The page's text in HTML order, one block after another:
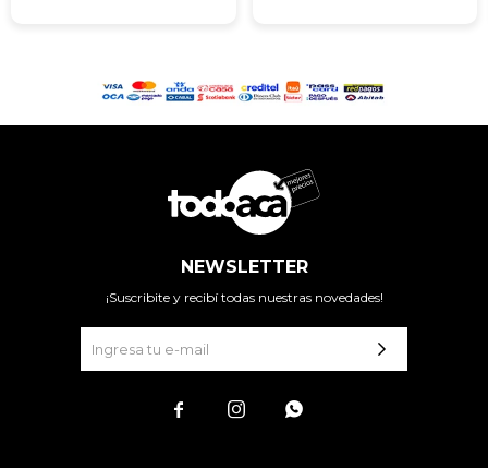
NEWSLETTER
¡Suscribite y recibí todas nuestras novedades!
  